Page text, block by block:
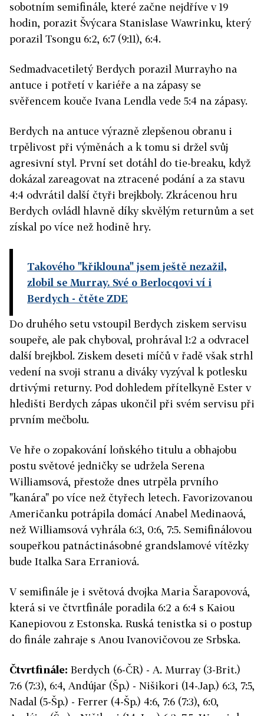
sobotním semifinále, které začne nejdříve v 19
hodin, porazit Švýcara Stanislase Wawrinku, který
porazil Tsongu 6:2, 6:7 (9:11), 6:4.
Sedmadvacetiletý Berdych porazil Murrayho na
antuce i potřetí v kariéře a na zápasy se
svěřencem kouče Ivana Lendla vede 5:4 na zápasy.
Berdych na antuce výrazně zlepšenou obranu i
trpělivost při výměnách a k tomu si držel svůj
agresivní styl. První set dotáhl do tie-breaku, když
dokázal zareagovat na ztracené podání a za stavu
4:4 odvrátil další čtyři brejkboly. Zkrácenou hru
Berdych ovládl hlavně díky skvělým returnům a set
získal po více než hodině hry.
Takového "křiklouna" jsem ještě nezažil,
zlobil se Murray. Své o Berlocqovi ví i
Berdych - čtěte ZDE
Do druhého setu vstoupil Berdych ziskem servisu
soupeře, ale pak chyboval, prohrával 1:2 a odvracel
další brejkbol. Ziskem deseti míčů v řadě však strhl
vedení na svoji stranu a diváky vyzýval k potlesku
drtivými returny. Pod dohledem přítelkyně Ester v
hledišti Berdych zápas ukončil při svém servisu při
prvním mečbolu.
Ve hře o zopakování loňského titulu a obhajobu
postu světové jedničky se udržela Serena
Williamsová, přestože dnes utrpěla prvního
"kanára" po více než čtyřech letech. Favorizovanou
Američanku potrápila domácí Anabel Medinaová,
než Williamsová vyhrála 6:3, 0:6, 7:5. Semifinálovou
soupeřkou patnáctinásobné grandslamové vítězky
bude Italka Sara Erraniová.
V semifinále je i světová dvojka Maria Šarapovová,
která si ve čtvrtfinále poradila 6:2 a 6:4 s Kaiou
Kanepiovou z Estonska. Ruská tenistka si o postup
do finále zahraje s Anou Ivanovičovou ze Srbska.
Čtvrtfinále: Berdych (6-ČR) - A. Murray (3-Brit.)
7:6 (7:3), 6:4, Andújar (Šp.) - Nišikori (14-Jap.) 6:3, 7:5,
Nadal (5-Šp.) - Ferrer (4-Šp.) 4:6, 7:6 (7:3), 6:0,